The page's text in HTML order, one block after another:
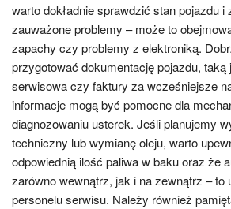
warto dokładnie sprawdzić stan pojazdu
zauważone problemy – może to
zapachy czy problemy z elektroniką.
przygotować dokumentację pojazdu,
serwisowa czy faktury za wcześniejsze
informacje mogą być pomocne dla
diagnozowaniu usterek. Jeśli planujemy
techniczny lub wymianę oleju, warto
odpowiednią ilość paliwa w baku oraz że
zarówno wewnątrz, jak i na zewnątrz – to
personelu serwisu. Należy również